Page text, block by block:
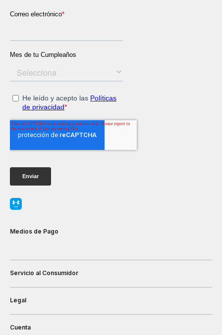
Medios de Pago
Servicio al Consumidor
Legal
Cuenta